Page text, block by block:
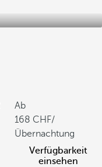
Ab
168
/
Übernachtung
Verfügbarkeit
einsehen